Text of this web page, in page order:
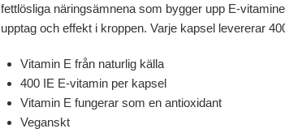
fettlösliga näringsämnena som bygger upp E-
upptag och effekt i kroppen. Varje kapsel levererar
Vitamin E från naturlig källa
400 IE E-vitamin per kapsel
Vitamin E fungerar som en antioxidant
Veganskt